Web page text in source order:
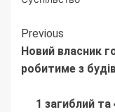
Continue
Reading
Previous
Новий власник
робитиме з
1 загиблий